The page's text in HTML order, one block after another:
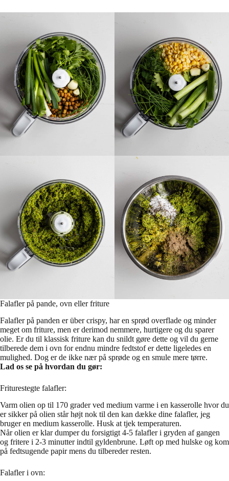
Falafler på pande, ovn eller friture
Falafler på panden er über crispy, har en sprød overflade og minder
meget om friture, men er derimod nemmere, hurtigere og du sparer
olie. Er du til klassisk friture kan du snildt gøre dette og vil du gerne
tilberede dem i ovn for endnu mindre fedtstof er dette ligeledes en
mulighed. Dog er de ikke nær på sprøde og en smule mere tørre.
Lad os se på hvordan du gør:
Friturestegte falafler:
Varm olien op til 170 grader ved medium varme i en kasserolle hvor du
er sikker på olien står højt nok til den kan dække dine falafler, jeg
bruger en medium kasserolle. Husk at tjek temperaturen.
Når olien er klar dumper du forsigtigt 4-5 falafler i gryden af gangen
og fritere i 2-3 minutter indtil gyldenbrune. Løft op med hulske og kom
på fedtsugende papir mens du tilbereder resten.
Falafler i ovn: